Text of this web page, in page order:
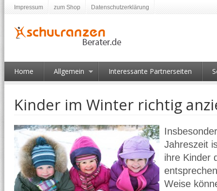
Impressum zum Shop Datenschutzerklärung
Home Allgemein Interessante Partnerseiten
Kinder im Winter richtig
Jahreszeit
ihre Kinder
Weise